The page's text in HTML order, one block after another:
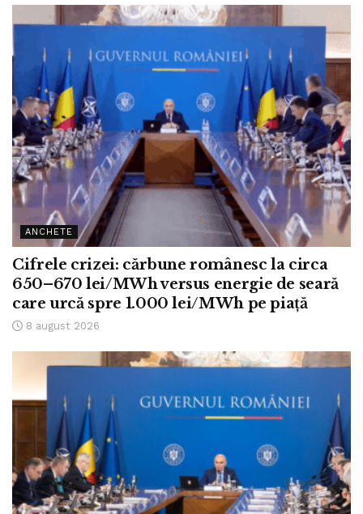
ANCHETE
Cifrele crizei: cărbune românesc la circa
650–670 lei/MWh versus energie de seară
care urcă spre 1.000 lei/MWh pe piață
8 august 2026